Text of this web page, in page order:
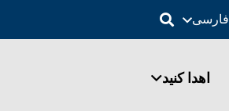
فارسی
اهدا کنید